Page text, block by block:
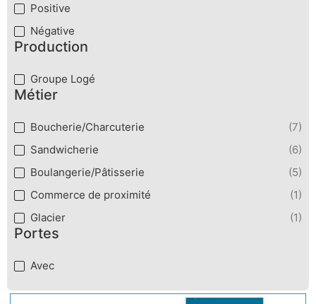
Température
Positive
Négative
Production
Production
Groupe Logé
Métier
Métier
Boucherie/Charcuterie
(7)
Sandwicherie
(6)
Boulangerie/Pâtisserie
(5)
Commerce de proximité
(1)
Glacier
(1)
Portes
Portes
Avec